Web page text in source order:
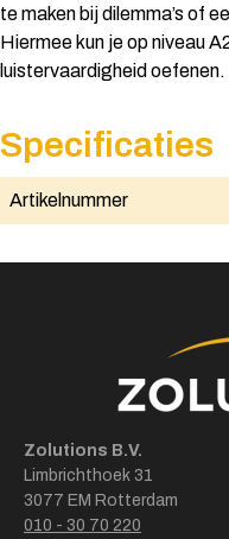
te maken bij dilemma’s of
Hiermee kun je op niveau
luistervaardigheid oefenen.
Specificaties
Artikelnummer
Zolutions B.V.
Limbrichthoek 31
3077 EM Rotterdam
010 - 30 70 220